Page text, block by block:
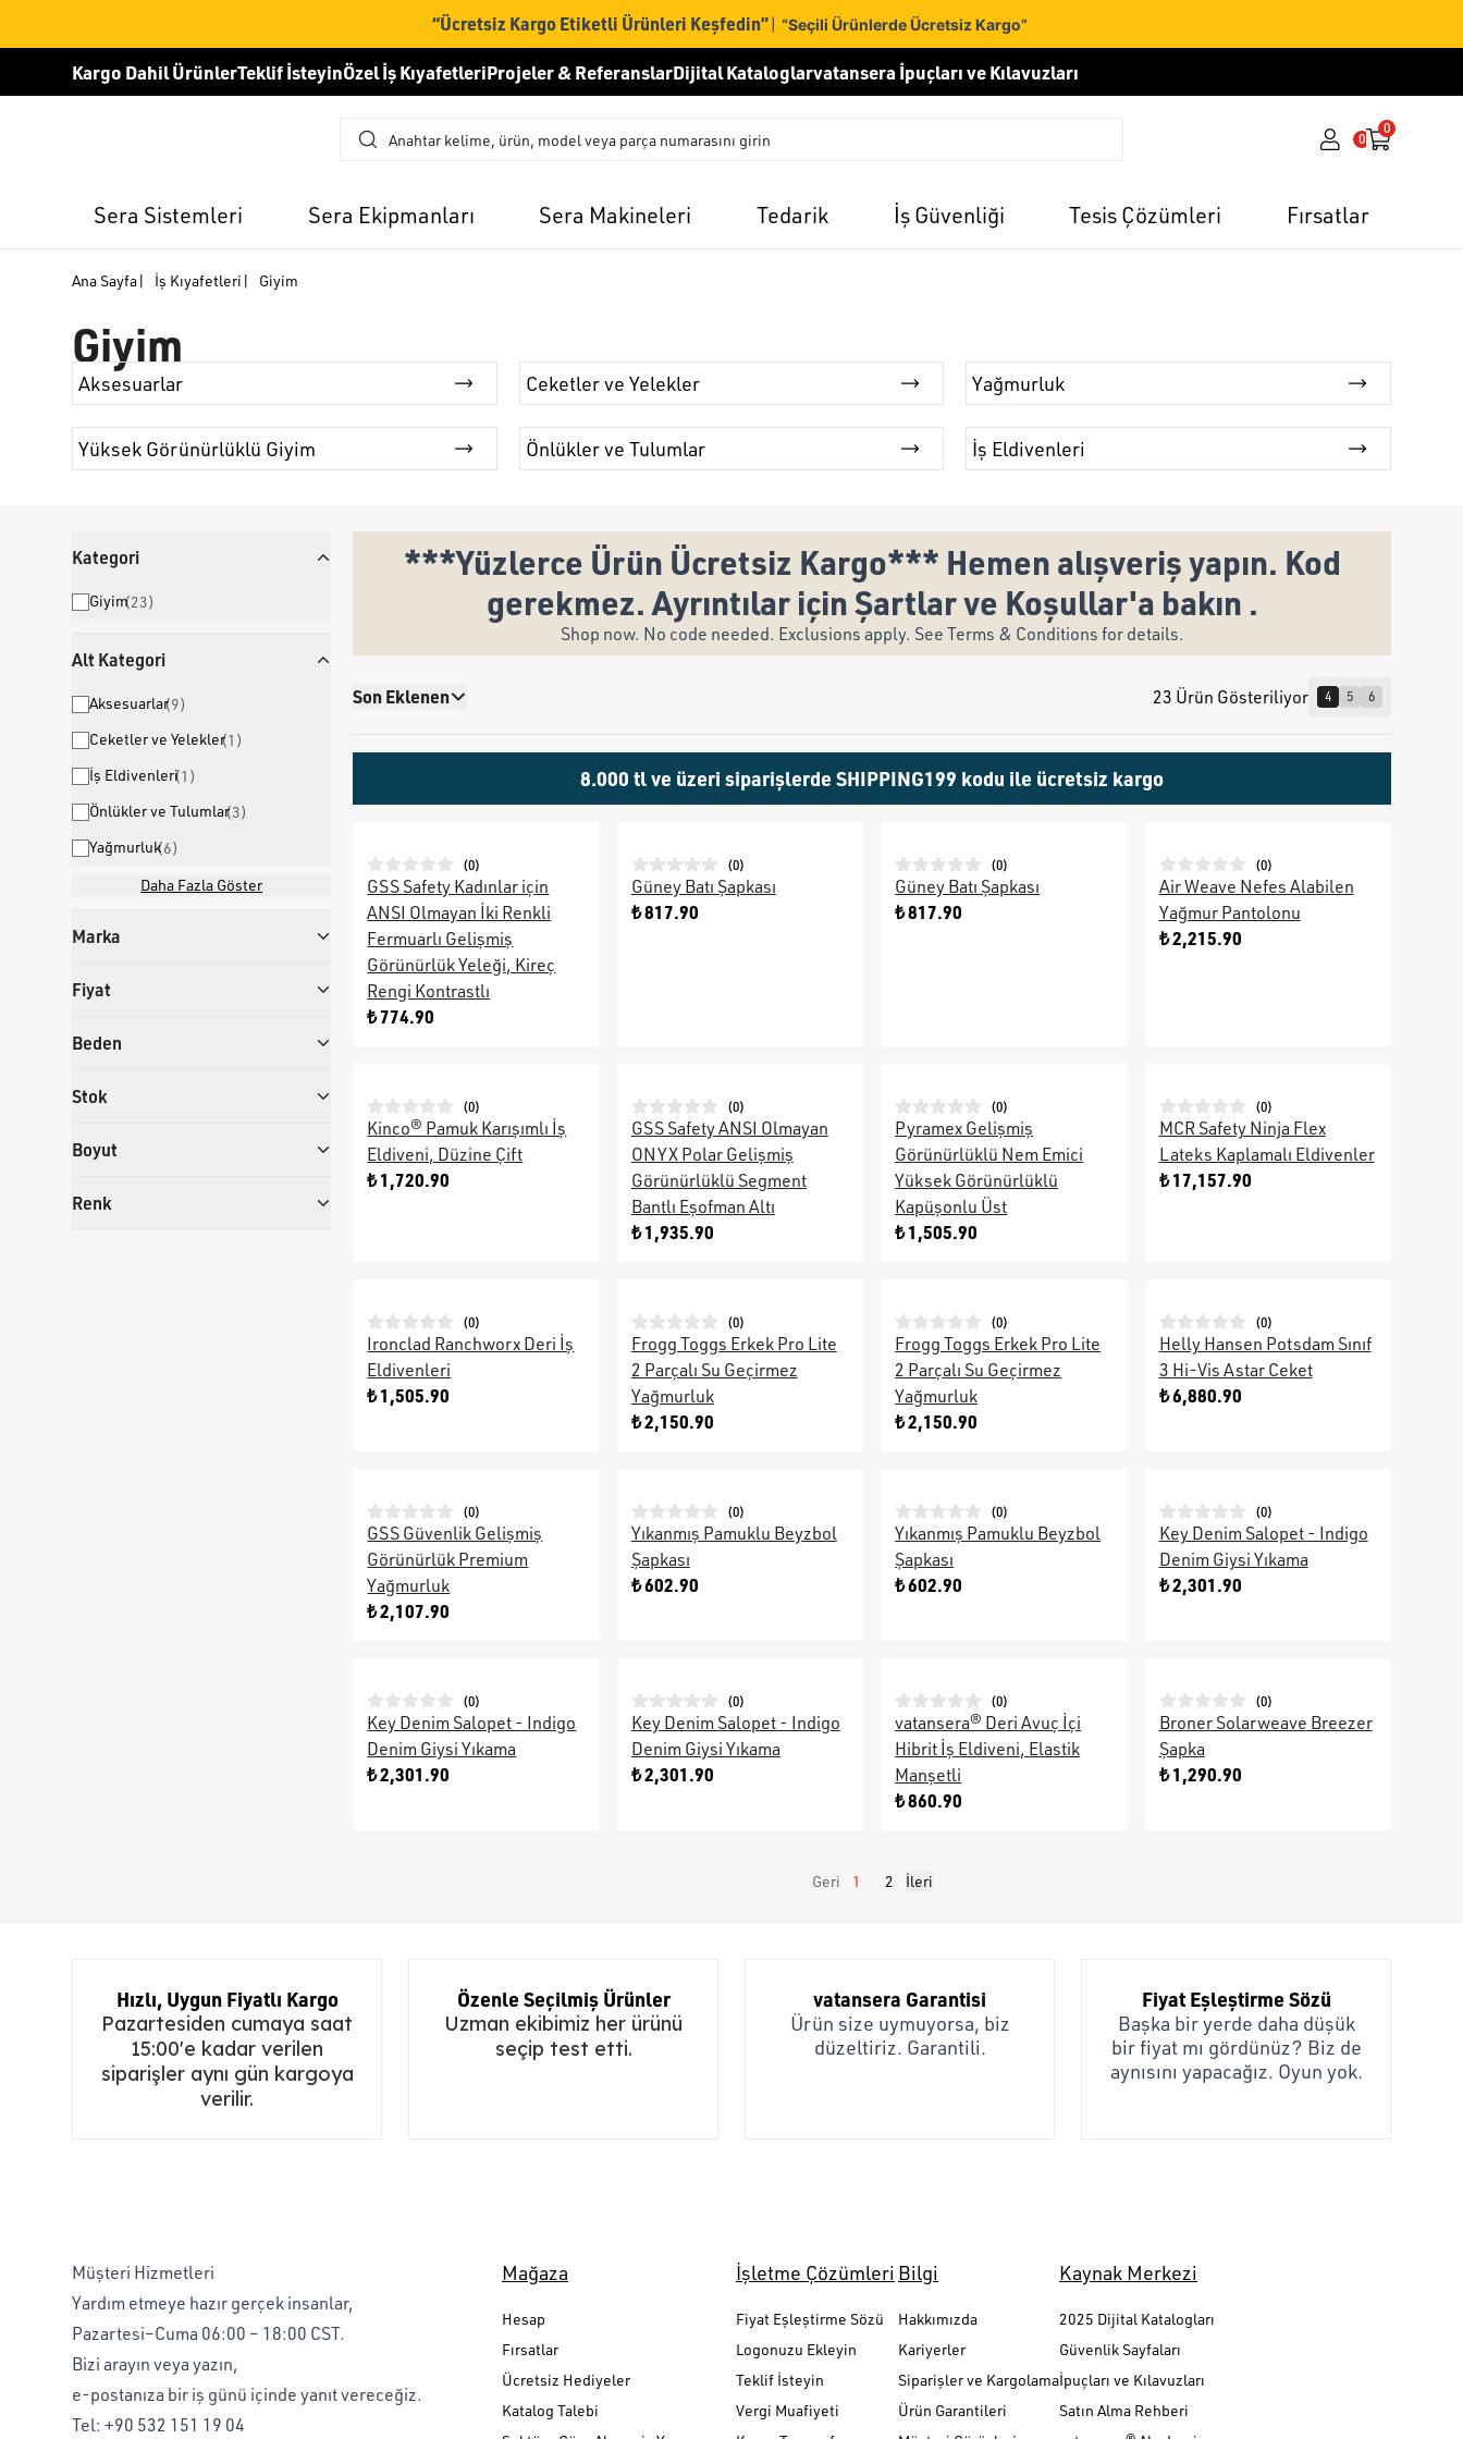
“Ücretsiz Kargo Etiketli Ürünleri Keşfedin”| “Seçili Ürünlerde Ücretsiz Kargo”
Kargo Dahil ÜrünlerTeklif İsteyinÖzel İş KıyafetleriProjeler & ReferanslarDijital Kataloglarvatansera İpuçları ve Kılavuzları
0
0
Sera Sistemleri Sera Ekipmanları Sera Makineleri Tedarik İş Güvenliği Tesis Çözümleri Fırsatlar
Ana Sayfa| İş Kıyafetleri | Giyim
Giyim
Aksesuarlar Ceketler ve Yelekler Yağmurluk
Yüksek Görünürlüklü Giyim Önlükler ve Tulumlar İş Eldivenleri
Kategori
Giyim(23)
Alt Kategori
Aksesuarlar(9)
Ceketler ve Yelekler(1 )
İş Eldivenleri(1 )
Önlükler ve Tulumlar(3)
Yağmurluk(6)
Daha Fazla Göster
Marka
Fiyat
Beden
Stok
Boyut
Renk
***Yüzlerce Ürün Ücretsiz Kargo*** Hemen alışveriş yapın. Kod
gerekmez. Ayrıntılar için Şartlar ve Koşullar'a bakın .
Shop now. No code needed. Exclusions apply. See Terms & Conditions for details.
Son Eklenen 23 Ürün Gösteriliyor 4 5 6
8.000 tl ve üzeri siparişlerde SHIPPING199 kodu ile ücretsiz kargo
(0)
GSS Safety Kadınlar için
ANSI Olmayan İki Renkli
Fermuarlı Gelişmiş
Görünürlük Yeleği, Kireç
Rengi Kontrastlı
₺ 774.90
(0)
Güney Batı Şapkası
₺ 817.90
(0)
Güney Batı Şapkası
₺ 817.90
(0)
Air Weave Nefes Alabilen
Yağmur Pantolonu
₺ 2,215.90
(0)
Kinco® Pamuk Karışımlı İş
Eldiveni, Düzine Çift
₺ 1,720.90
(0)
GSS Safety ANSI Olmayan
ONYX Polar Gelişmiş
Görünürlüklü Segment
Bantlı Eşofman Altı
₺ 1,935.90
(0)
Pyramex Gelişmiş
Görünürlüklü Nem Emici
Yüksek Görünürlüklü
Kapüşonlu Üst
₺ 1,505.90
(0)
MCR Safety Ninja Flex
Lateks Kaplamalı Eldivenler
₺ 17,157.90
(0)
Ironclad Ranchworx Deri İş
Eldivenleri
₺ 1,505.90
(0)
Frogg Toggs Erkek Pro Lite
2 Parçalı Su Geçirmez
Yağmurluk
₺ 2,150.90
(0)
Frogg Toggs Erkek Pro Lite
2 Parçalı Su Geçirmez
Yağmurluk
₺ 2,150.90
(0)
Helly Hansen Potsdam Sınıf
3 Hi-Vis Astar Ceket
₺ 6,880.90
(0)
GSS Güvenlik Gelişmiş
Görünürlük Premium
Yağmurluk
₺ 2,107.90
(0)
Yıkanmış Pamuklu Beyzbol
Şapkası
₺ 602.90
(0)
Yıkanmış Pamuklu Beyzbol
Şapkası
₺ 602.90
(0)
Key Denim Salopet - Indigo
Denim Giysi Yıkama
₺ 2,301.90
(0)
Key Denim Salopet - Indigo
Denim Giysi Yıkama
₺ 2,301.90
(0)
Key Denim Salopet - Indigo
Denim Giysi Yıkama
₺ 2,301.90
(0)
vatansera® Deri Avuç İçi
Hibrit İş Eldiveni, Elastik
Manşetli
₺ 860.90
(0)
Broner Solarweave Breezer
Şapka
₺ 1,290.90
Geri 1 2 İleri
Hızlı, Uygun Fiyatlı Kargo
Pazartesiden cumaya saat
15:00'e kadar verilen
siparişler aynı gün kargoya
verilir.
Özenle Seçilmiş Ürünler
Uzman ekibimiz her ürünü
seçip test etti.
vatansera Garantisi
Ürün size uymuyorsa, biz
düzeltiriz. Garantili.
Fiyat Eşleştirme Sözü
Başka bir yerde daha düşük
bir fiyat mı gördünüz? Biz de
aynısını yapacağız. Oyun yok.
Müşteri Hizmetleri
Yardım etmeye hazır gerçek insanlar,
Pazartesi–Cuma 06:00 – 18:00 CST.
Bizi arayın veya yazın,
e-postanıza bir iş günü içinde yanıt vereceğiz.
Tel: +90 532 151 19 04
Mağaza
Hesap
Fırsatlar
Ücretsiz Hediyeler
Katalog Talebi
İşletme Çözümleri
Fiyat Eşleştirme Sözü
Logonuzu Ekleyin
Teklif İsteyin
Vergi Muafiyeti
Bilgi
Hakkımızda
Kariyerler
Siparişler ve Kargolama
Ürün Garantileri
Kaynak Merkezi
2025 Dijital Katalogları
Güvenlik Sayfaları
İpuçları ve Kılavuzları
Satın Alma Rehberi